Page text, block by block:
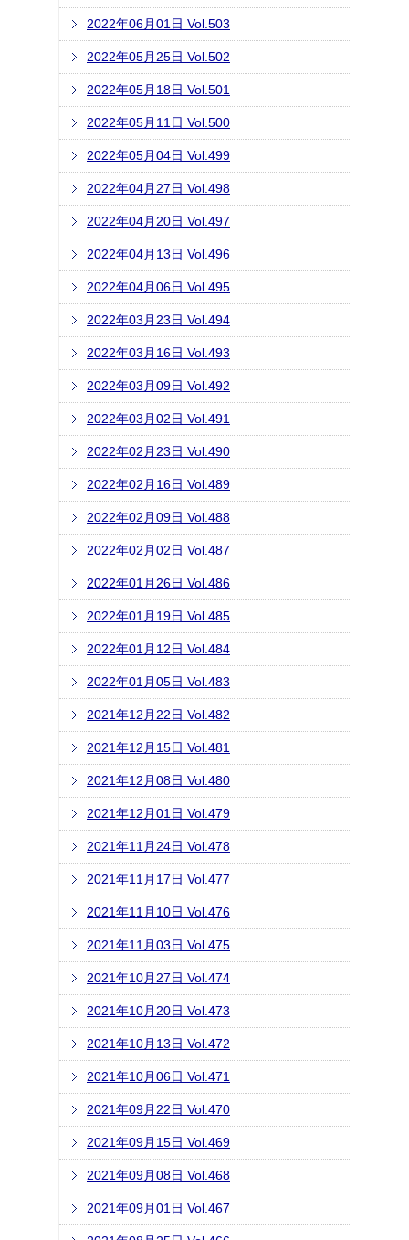
2022年06月01日 Vol.503
2022年05月25日 Vol.502
2022年05月18日 Vol.501
2022年05月11日 Vol.500
2022年05月04日 Vol.499
2022年04月27日 Vol.498
2022年04月20日 Vol.497
2022年04月13日 Vol.496
2022年04月06日 Vol.495
2022年03月23日 Vol.494
2022年03月16日 Vol.493
2022年03月09日 Vol.492
2022年03月02日 Vol.491
2022年02月23日 Vol.490
2022年02月16日 Vol.489
2022年02月09日 Vol.488
2022年02月02日 Vol.487
2022年01月26日 Vol.486
2022年01月19日 Vol.485
2022年01月12日 Vol.484
2022年01月05日 Vol.483
2021年12月22日 Vol.482
2021年12月15日 Vol.481
2021年12月08日 Vol.480
2021年12月01日 Vol.479
2021年11月24日 Vol.478
2021年11月17日 Vol.477
2021年11月10日 Vol.476
2021年11月03日 Vol.475
2021年10月27日 Vol.474
2021年10月20日 Vol.473
2021年10月13日 Vol.472
2021年10月06日 Vol.471
2021年09月22日 Vol.470
2021年09月15日 Vol.469
2021年09月08日 Vol.468
2021年09月01日 Vol.467